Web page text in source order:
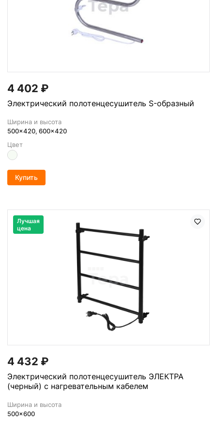
4 402 ₽
Электрический полотенцесушитель S-образный
Ширина и высота
500x420, 600x420
Цвет
Купить
Лучшая
цена
4 432 ₽
Электрический полотенцесушитель ЭЛЕКТРА
(черный) с нагревательным кабелем
Ширина и высота
500x600